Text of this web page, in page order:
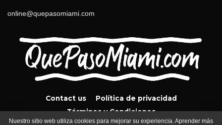
online@quepasomiami.com
Contact us
Política de privacidad
Términos y Condiciones
Nuestro sitio web utiliza cookies para mejorar su experiencia. Aprender más